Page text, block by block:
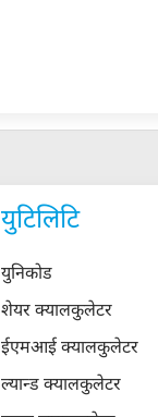
युटिलिटि
युनिकोड
शेयर क्यालकुलेटर
ईएमआई क्यालकुलेटर
ल्यान्ड क्यालकुलेटर